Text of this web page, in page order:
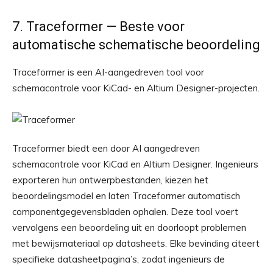
7. Traceformer — Beste voor
automatische schematische beoordeling
Traceformer is een AI-aangedreven tool voor
schemacontrole voor KiCad- en Altium Designer-projecten.
Traceformer biedt een door AI aangedreven
schemacontrole voor KiCad en Altium Designer. Ingenieurs
exporteren hun ontwerpbestanden, kiezen het
beoordelingsmodel en laten Traceformer automatisch
componentgegevensbladen ophalen. Deze tool voert
vervolgens een beoordeling uit en doorloopt problemen
met bewijsmateriaal op datasheets. Elke bevinding citeert
specifieke datasheetpagina’s, zodat ingenieurs de